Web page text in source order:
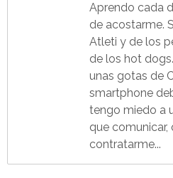
Aprendo cada
de acostarme.
Atleti y de los
de los hot
unas gotas de
smartphone
tengo miedo a
que comunicar,
contratarme...